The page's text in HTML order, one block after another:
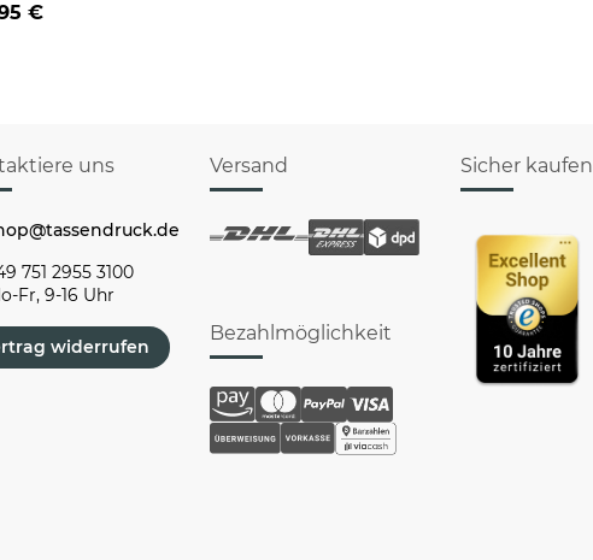
- rot
€
uns
751 2955 3100
Fr, 9-16 Uhr
widerrufen
Versand
Bezahlmöglichkeit
Sicher kaufen